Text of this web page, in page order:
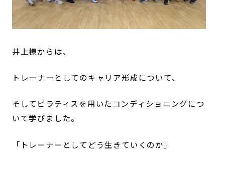
井上様からは、
トレーナーとしてのキャリア形成について、
そしてピラティスを用いたコンディショニングにつ
いて学びました。
「トレーナーとしてどう生きていくのか」